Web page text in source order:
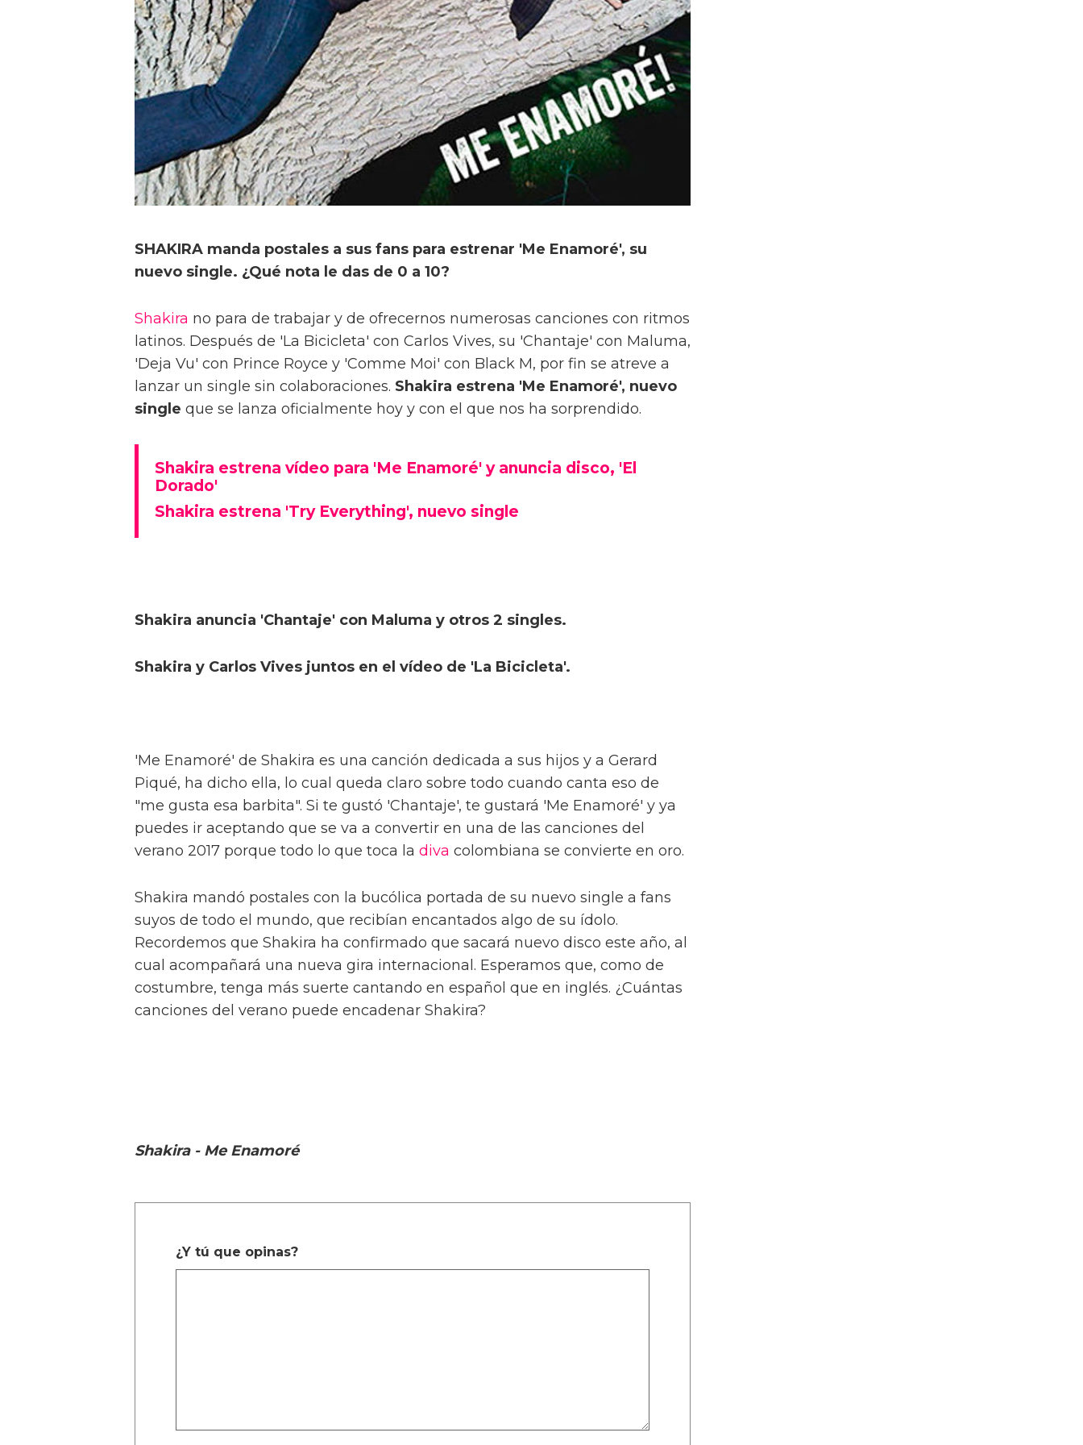
SHAKIRA manda postales a sus fans para estrenar 'Me Enamoré', su
nuevo single. ¿Qué nota le das de 0 a 10?
Shakira no para de trabajar y de ofrecernos numerosas canciones con ritmos
latinos. Después de 'La Bicicleta' con Carlos Vives, su 'Chantaje' con Maluma,
'Deja Vu' con Prince Royce y 'Comme Moi' con Black M, por fin se atreve a
lanzar un single sin colaboraciones. Shakira estrena 'Me Enamoré', nuevo
single que se lanza oficialmente hoy y con el que nos ha sorprendido.
Shakira estrena vídeo para 'Me Enamoré' y anuncia disco, 'El
Dorado'
Shakira estrena 'Try Everything', nuevo single
Shakira anuncia 'Chantaje' con Maluma y otros 2 singles.
Shakira y Carlos Vives juntos en el vídeo de 'La Bicicleta'.
'Me Enamoré' de Shakira es una canción dedicada a sus hijos y a Gerard
Piqué, ha dicho ella, lo cual queda claro sobre todo cuando canta eso de
"me gusta esa barbita". Si te gustó 'Chantaje', te gustará 'Me Enamoré' y ya
puedes ir aceptando que se va a convertir en una de las canciones del
verano 2017 porque todo lo que toca la diva colombiana se convierte en oro.
Shakira mandó postales con la bucólica portada de su nuevo single a fans
suyos de todo el mundo, que recibían encantados algo de su ídolo.
Recordemos que Shakira ha confirmado que sacará nuevo disco este año, al
cual acompañará una nueva gira internacional. Esperamos que, como de
costumbre, tenga más suerte cantando en español que en inglés. ¿Cuántas
canciones del verano puede encadenar Shakira?
Shakira - Me Enamoré
¿Y tú que opinas?